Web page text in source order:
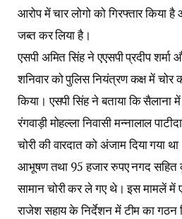
आरोप में चार लोगो को गिरफ्तार किया
जब्त कर लिया है।
एसपी अमित सिंह ने एएसपी प्रदीप
शनिवार को पुलिस नियंत्रण कक्ष में चोर
किया। एसपी सिंह ने बताया कि सैलाना
रंगवाड़ी मोहल्ला निवासी मन्नालाल
चोरी की वारदात को अंजाम दिया गया
आभूषण तथा 95 हजार रुपए नगद
सामान चोरी कर ले गए थे। इस मामलें में
राजेश सहाय के निर्देशन में टीम का गठन